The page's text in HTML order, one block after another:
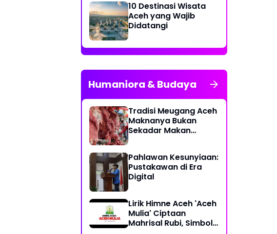
10 Destinasi Wisata
Aceh yang Wajib
Didatangi
Humaniora & Budaya
Tradisi Meugang Aceh
Maknanya Bukan
Sekadar Makan
Pahlawan Kesunyiaan:
Pustakawan di Era
Digital
Lirik Himne Aceh 'Aceh
Mulia' Ciptaan
Mahrisal Rubi, Simbol